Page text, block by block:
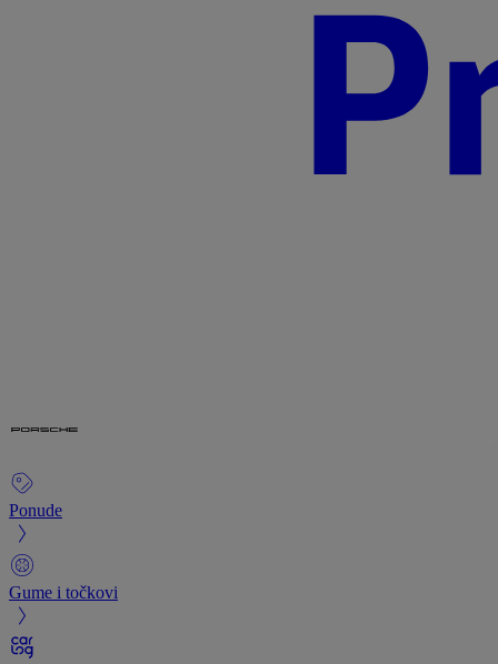
Ponude
Gume i točkovi